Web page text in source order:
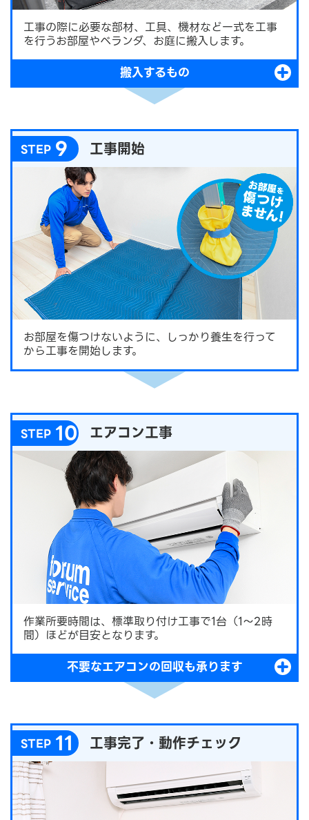
工事の際に必要な部材、工具、機材など一式を工事
を行うお部屋やベランダ、お庭に搬入します。
搬入するもの
STEP 9 工事開始
お部屋を傷つけないように、しっかり養生を行って
から工事を開始します。
STEP 10 エアコン工事
作業所要時間は、標準取り付け工事で1台（1～2時
間）ほどが目安となります。
不要なエアコンの回収も承ります
STEP 11 工事完了・動作チェック